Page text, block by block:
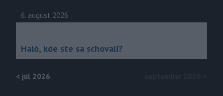
6. august 2026
Haló, kde ste sa schovali?
< júl 2026